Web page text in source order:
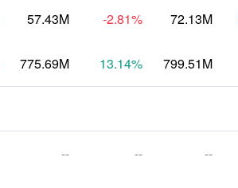
57.43M -2.81% 72.13M
775.69M 13.14% 799.51M
-- -- --